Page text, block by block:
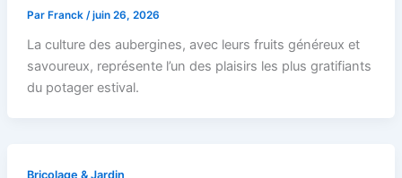
Par Franck /juin 26, 2026
La culture des aubergines, avec leurs fruits généreux et
savoureux, représente l’un des plaisirs les plus gratifiants
du potager estival.
Bricolage & Jardin